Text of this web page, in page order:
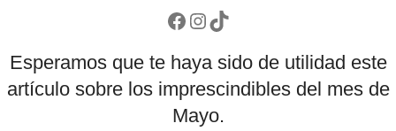
Esperamos que te haya sido de utilidad este
artículo sobre los imprescindibles del mes de
Mayo.